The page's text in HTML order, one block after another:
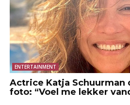
ENTERTAINMENT
Actrice Katja Schuurman
foto: “Voel me lekker